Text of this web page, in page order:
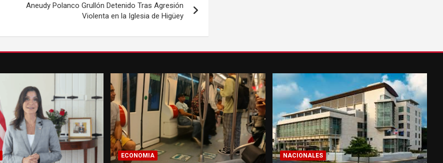
Aneudy Polanco Grullón Detenido Tras Agresión
Violenta en la Iglesia de Higüey
ECONOMIA NACIONALES